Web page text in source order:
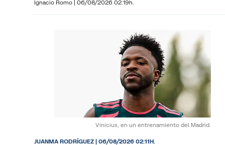
Ignacio Romo | 06/08/2026 02:19h.
Vinicius, en un entrenamiento del Madrid.
JUANMA RODRÍGUEZ|06/08/2026 02:11H.